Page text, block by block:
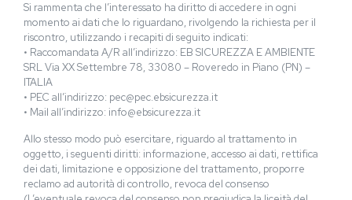
Si rammenta che l’interessato ha diritto di accedere in ogni
momento ai dati che lo riguardano, rivolgendo la richiesta per il
riscontro, utilizzando i recapiti di seguito indicati:
• Raccomandata A/R all’indirizzo: EB SICUREZZA E AMBIENTE
SRL Via XX Settembre 78, 33080 – Roveredo in Piano (PN) –
ITALIA
• PEC all’indirizzo: pec@pec.ebsicurezza.it
• Mail all’indirizzo: info@ebsicurezza.it
Allo stesso modo può esercitare, riguardo al trattamento in
oggetto, i seguenti diritti: informazione, accesso ai dati, rettifica
dei dati, limitazione e opposizione del trattamento, proporre
reclamo ad autorità di controllo, revoca del consenso